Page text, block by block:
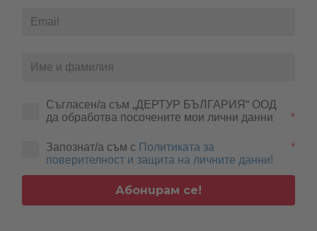
DERTOUR Bulgaria
DERTOUR Deluxe
Kонтакти
Съгласен/а съм „ДЕРТУР БЪЛГАРИЯ“ ООД
да обработва посочените мои лични данни
*
Запознат/а съм с Политиката за
поверителност и защита на личните данни!
*
Абонирам се!